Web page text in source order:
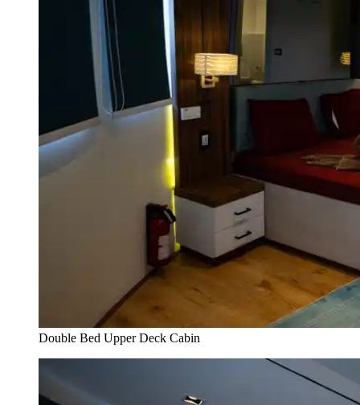
Double Bed Upper Deck Cabin